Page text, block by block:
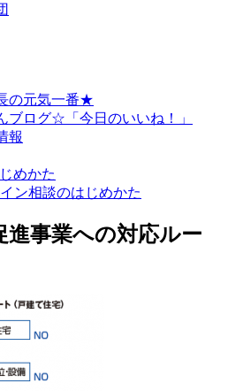
の元気一番★
ブログ☆「今日のいいね！」
報
めかた
ン相談のはじめかた
進事業への対応ルー